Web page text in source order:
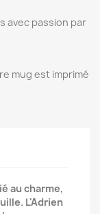
avec passion par
mug est imprimé
au charme,
L'Adrien